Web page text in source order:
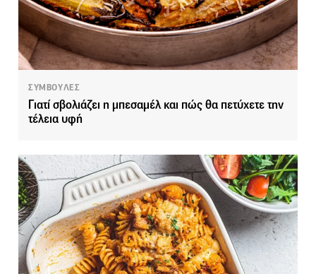
ΣΥΜΒΟΥΛΕΣ
Γιατί σβολιάζει η μπεσαμέλ και πώς θα πετύχετε την
τέλεια υφή